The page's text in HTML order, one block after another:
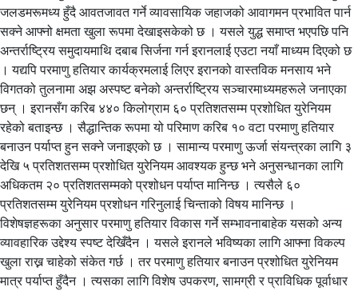
जलडमरूमध्य हुँदै आवतजावत गर्ने व्यावसायिक जहाजको आवागमन प्रभावित पार्न
सक्ने आफ्नो क्षमता खुला रूपमा देखाइसकेको छ । यसले युद्ध समाप्त भएपछि पनि
अन्तर्राष्ट्रिय समुदायमाथि दबाब सिर्जना गर्न इरानलाई एउटा नयाँ माध्यम दिएको छ
। यद्यपि परमाणु हतियार कार्यक्रमलाई लिएर इरानको वास्तविक मनसाय भने
विगतको तुलनामा अझ अस्पष्ट बनेको अन्तर्राष्ट्रिय सञ्चारमाध्यमहरूले जनाएका
छन् । इरानसँग करिब ४४० किलोग्राम ६० प्रतिशतसम्म प्रशोधित युरेनियम
रहेको बताइन्छ । सैद्धान्तिक रूपमा यो परिमाण करिब १० वटा परमाणु हतियार
बनाउन पर्याप्त हुन सक्ने जनाइएकाे छ । सामान्य परमाणु ऊर्जा संयन्त्रका लागि ३
देखि ५ प्रतिशतसम्म प्रशोधित युरेनियम आवश्यक हुन्छ भने अनुसन्धानका लागि
अधिकतम २० प्रतिशतसम्मको प्रशोधन पर्याप्त मानिन्छ । त्यसैले ६०
प्रतिशतसम्म युरेनियम प्रशोधन गरिनुलाई चिन्ताको विषय मानिन्छ ।
विशेषज्ञहरूका अनुसार परमाणु हतियार विकास गर्ने सम्भावनाबाहेक यसको अन्य
व्यावहारिक उद्देश्य स्पष्ट देखिँदैन । यसले इरानले भविष्यका लागि आफ्ना विकल्प
खुला राख्न चाहेको संकेत गर्छ । तर परमाणु हतियार बनाउन प्रशोधित युरेनियम
मात्र पर्याप्त हुँदैन । त्यसका लागि विशेष उपकरण, सामग्री र प्राविधिक पूर्वाधार